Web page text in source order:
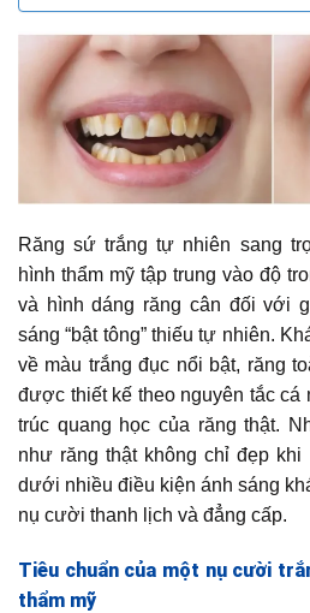
Răng sứ trắng tự nhiên sang
hình thẩm mỹ tập trung vào độ
và hình dáng răng cân đối với
sáng “bật tông” thiếu tự nhiên.
về màu trắng đục nổi bật, răng
được thiết kế theo nguyên tắc cá
trúc quang học của răng thật.
như răng thật không chỉ đẹp
dưới nhiều điều kiện ánh sáng
nụ cười thanh lịch và đẳng cấp.
Tiêu chuẩn của một nụ cười
thẩm mỹ